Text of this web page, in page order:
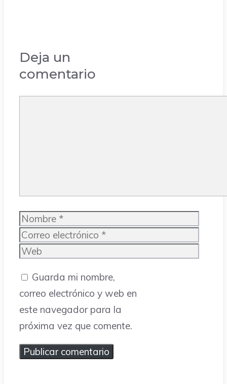
Deja un
comentario
Nombre
Correo
electrónico
Web
Guarda mi nombre,
correo electrónico y web en
este navegador para la
próxima vez que comente.